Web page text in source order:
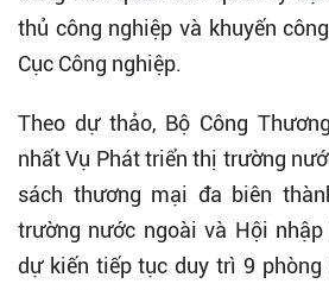
thủ công nghiệp và khuyến
Cục Công nghiệp.
Theo dự thảo, Bộ Công
nhất Vụ Phát triển thị trường
sách thương mại đa biên
trường nước ngoài và Hội
dự kiến tiếp tục duy trì 9 phòng